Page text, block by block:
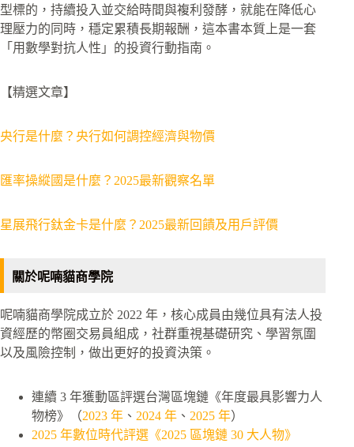
型標的，持續投入並交給時間與複利發酵，就能在降低心
理壓力的同時，穩定累積長期報酬，這本書本質上是一套
「用數學對抗人性」的投資行動指南。
【精選文章】
央行是什麼？央行如何調控經濟與物價
匯率操縱國是什麼？2025最新觀察名單
星展飛行鈦金卡是什麼？2025最新回饋及用戶評價
關於呢喃貓商學院
呢喃貓商學院成立於 2022 年，核心成員由幾位具有法人投
資經歷的幣圈交易員組成，社群重視基礎研究、學習氛圍
以及風險控制，做出更好的投資決策。
連續 3 年獲動區評選台灣區塊鏈《年度最具影響力人
物榜》（2023 年 、 2024 年 、 2025 年）
2025 年數位時代評選《2025 區塊鏈 30 大人物》